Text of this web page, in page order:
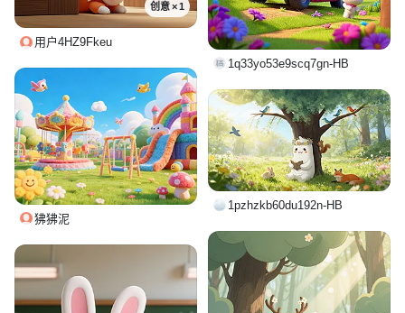
创意 × 1
用户4HZ9Fkeu
1q33yo53e9scq7gn-HB
狒狒泥
1pzhzkb60du192n-HB